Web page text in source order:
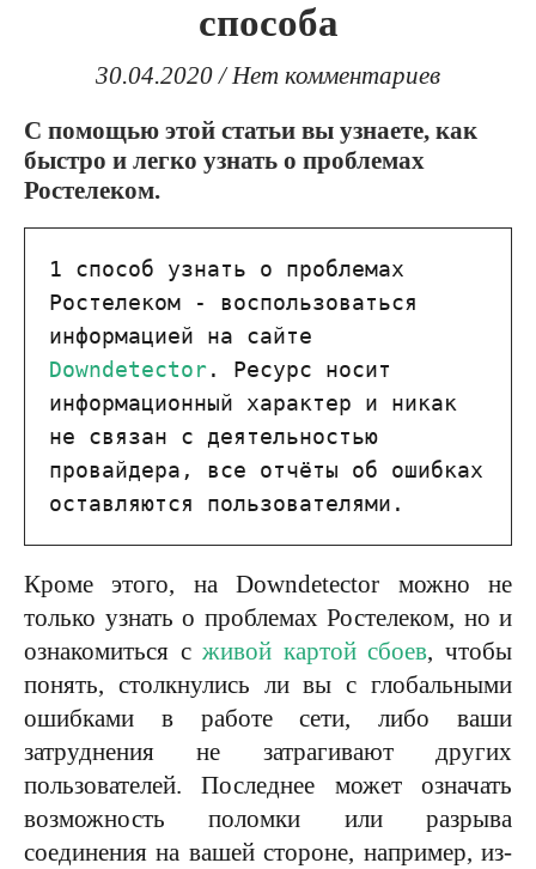
способа
30.04.2020 / Нет комментариев
С помощью этой статьи вы узнаете, как
быстро и легко узнать о проблемах
Ростелеком.
1 способ узнать о проблемах
Ростелеком - воспользоваться
Downdetector. Ресурс носит
информационный характер и никак
не связан с деятельностью
провайдера, все отчёты об ошибках
оставляются пользователями.
Кроме этого, на Downdetector можно не
только узнать о проблемах Ростелеком, но и
ознакомиться сживой картой сбоев, чтобы
понять, столкнулись ли вы с глобальными
ошибками в работе сети, либо ваши
затруднения не затрагивают других
пользователей. Последнее может означать
возможность поломки или разрыва
соединения на вашей стороне, например, из-